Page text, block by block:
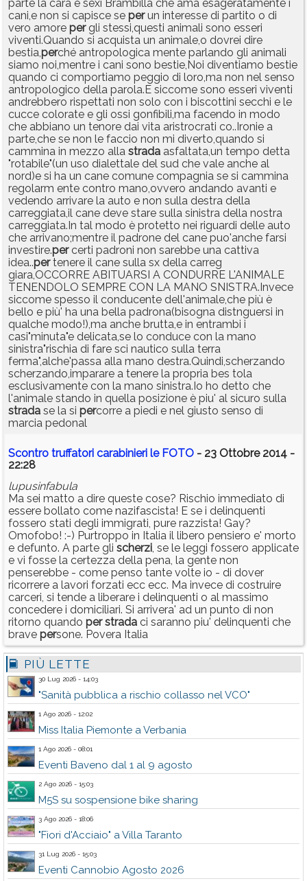
parte la cara e sexi Brambilla che ama esageratamente i
cani,e non si capisce se perun interesse di partito o di
vero amore pergli stessi,questi animali sono esseri
viventi.Quando si acquista un animale,o dovrei dire
bestia,perché antropologica mente parlando gli animali
siamo noi,mentre i cani sono bestie,Noi diventiamo bestie
quando ci comportiamo peggio di loro,ma non nel senso
antropologico della parola.E siccome sono esseri viventi
andrebbero rispettati non solo con i biscottini secchi e le
cucce colorate e gli ossi gonfibili,ma facendo in modo
che abbiano un tenore dai vita aristrocrati co..Ironie a
parte,che se non le faccio non mi diverto,quando si
cammina in mezzo alla strada asfaltata,un tempo detta
"rotabile"(un uso dialettale del sud che vale anche al
nord)e si ha un cane comune compagnia se si cammina
regolarm ente contro mano,ovvero andando avanti e
vedendo arrivare la auto e non sulla destra della
carreggiata,il cane deve stare sulla sinistra della nostra
carreggiata.In tal modo è protetto nei riguardi delle auto
che arrivano;mentre il padrone del cane puo'anche farsi
investire.percerti padroni non sarebbe una cattiva
idea..pertenere il cane sulla sx della carreg
giara,OCCORRE ABITUARSI A CONDURRE L'ANIMALE
TENENDOLO SEMPRE CON LA MANO SNISTRA.Invece
siccome spesso il conducente dell'animale,che più è
bello e più' ha una bella padrona(bisogna distnguersi in
qualche modo!),ma anche brutta,e in entrambi i
casi"minuta"e delicata,se lo conduce con la mano
sinistra"rischia di fare sci nautico sulla terra
ferma",alche'passa alla mano destra.Quindi,scherzando
scherzando,imparare a tenere la propria bes tola
esclusivamente con la mano sinistra.Io ho detto che
l'animale stando in quella posizione è piu' al sicuro sulla
strada se la si percorre a piedi e nel giusto senso di
marcia pedonal
Scontro truffatori carabinieri le FOTO - 23 Ottobre 2014 -
22:28
lupusinfabula
Ma sei matto a dire queste cose? Rischio immediato di
essere bollato come nazifascista! E se i delinquenti
fossero stati degli immigrati, pure razzista! Gay?
Omofobo! :-) Purtroppo in Italia il libero pensiero e' morto
e defunto. A parte gli scherzi, se le leggi fossero applicate
e vi fosse la certezza della pena, la gente non
penserebbe - come penso tante volte io - di dover
ricorrere a lavori forzati ecc ecc. Ma invece di costruire
carceri, si tende a liberare i delinquenti o al massimo
concedere i domiciliari. Si arrivera' ad un punto di non
ritorno quando per strada ci saranno piu' delinquenti che
brave persone. Povera Italia
PIÙ LETTE
30 Lug 2026 - 14:03
"Sanità pubblica a rischio collasso nel VCO"
1 Ago 2026 - 12:02
Miss Italia Piemonte a Verbania
1 Ago 2026 - 08:01
Eventi Baveno dal 1 al 9 agosto
2 Ago 2026 - 15:03
M5S su sospensione bike sharing
3 Ago 2026 - 18:06
"Fiori d'Acciaio" a Villa Taranto
31 Lug 2026 - 15:03
Eventi Cannobio Agosto 2026